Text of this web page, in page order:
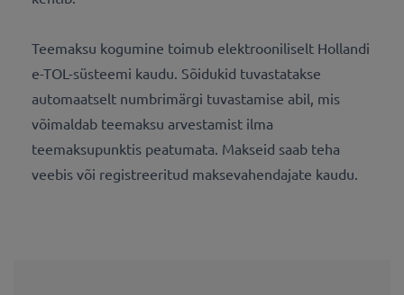
Teemaksu kogumine toimub elektrooniliselt Hollandi
e-TOL-süsteemi kaudu. Sõidukid tuvastatakse
automaatselt numbrimärgi tuvastamise abil, mis
võimaldab teemaksu arvestamist ilma
teemaksupunktis peatumata. Makseid saab teha
veebis või registreeritud maksevahendajate kaudu.